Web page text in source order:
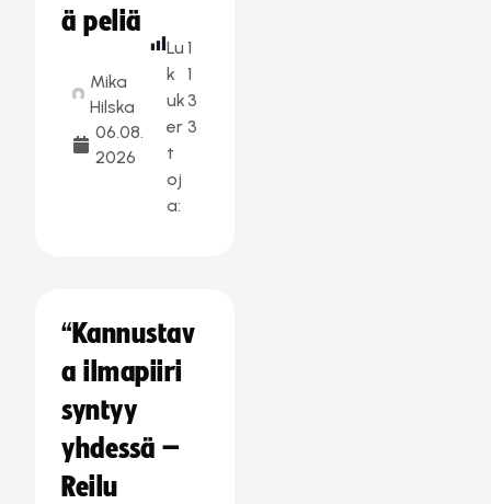
ä peliä
Mika
Hilska
06.08.
2026
Lu
k
uk
er
t
oj
a:
1
1
3
3
“Kannustav
a ilmapiiri
syntyy
yhdessä –
Reilu